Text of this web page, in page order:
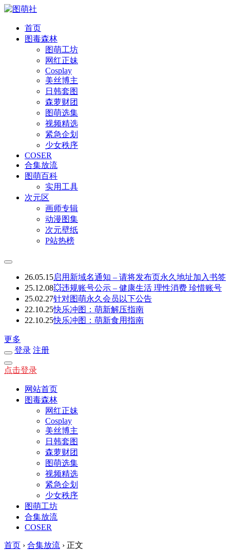
首页
图毒森林
图萌工坊
网红正妹
Cosplay
美丝博主
日韩套图
森萝财团
图萌选集
视频精选
紧急企划
少女秩序
COSER
合集放流
图萌百科
实用工具
次元区
画师专辑
动漫图集
次元壁纸
P站热榜
26.05.15启用新域名通知 – 请将发布页永久地址加入书签
25.12.08💥违规账号公示 – 健康生活 理性消费 珍惜账号
25.02.27针对图萌永久会员以下公告
22.10.25快乐冲图：萌新解压指南
22.10.25快乐冲图：萌新食用指南
更多
登录 注册
点击登录
网站首页
图毒森林
网红正妹
Cosplay
美丝博主
日韩套图
森萝财团
图萌选集
视频精选
紧急企划
少女秩序
图萌工坊
合集放流
COSER
首页 › 合集放流 › 正文